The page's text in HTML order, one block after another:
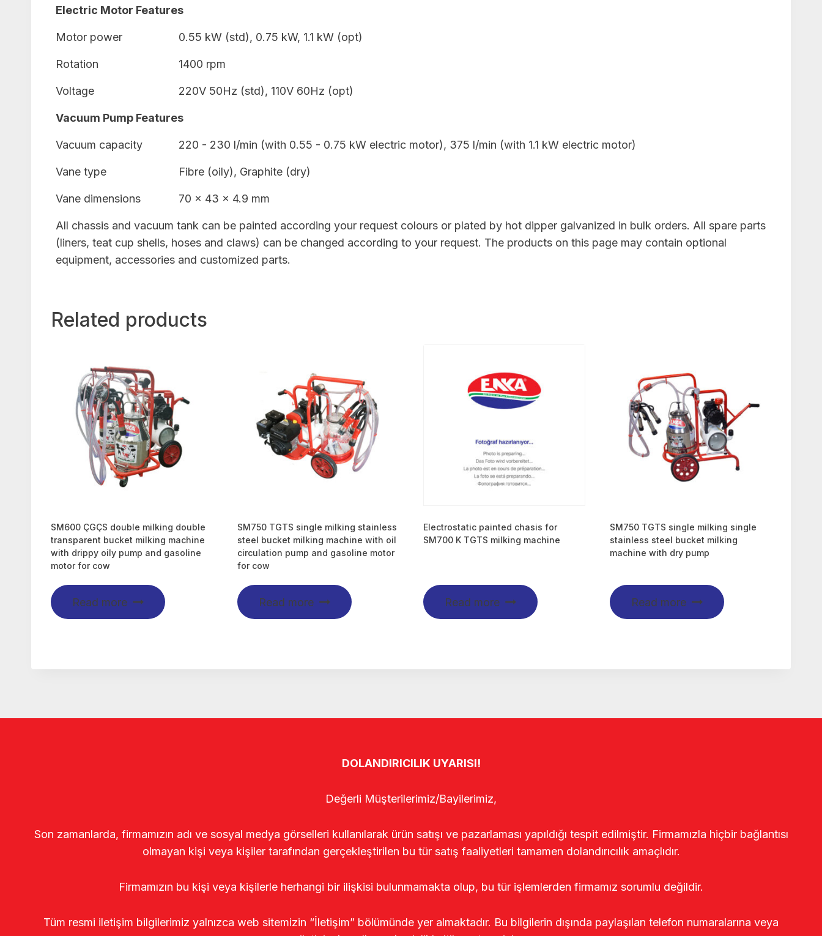
Electric Motor Features
Motor power 0.55 kW (std), 0.75 kW, 1.1 kW (opt)
Rotation 1400 rpm
Voltage 220V 50Hz (std), 110V 60Hz (opt)
Vacuum Pump Features
Vacuum capacity 220 - 230 l/min (with 0.55 - 0.75 kW electric motor), 375 l/min (with 1.1 kW electric motor)
Vane type Fibre (oily), Graphite (dry)
Vane dimensions 70 x 43 x 4.9 mm
All chassis and vacuum tank can be painted according your request colours or plated by hot dipper galvanized in bulk orders. All spare parts
(liners, teat cup shells, hoses and claws) can be changed according to your request. The products on this page may contain optional
equipment, accessories and customized parts.
Related products
SM600 ÇGÇS double milking double
transparent bucket milking machine
with drippy oily pump and gasoline
motor for cow
Read more
SM750 TGTS single milking stainless
steel bucket milking machine with oil
circulation pump and gasoline motor
for cow
Read more
Electrostatic painted chasis for
SM700 K TGTS milking machine
Read more
SM750 TGTS single milking single
stainless steel bucket milking
machine with dry pump
Read more
DOLANDIRICILIK UYARISI!
Değerli Müşterilerimiz/Bayilerimiz,
Son zamanlarda, firmamızın adı ve sosyal medya görselleri kullanılarak ürün satışı ve pazarlaması yapıldığı tespit edilmiştir. Firmamızla hiçbir bağlantısı
olmayan kişi veya kişiler tarafından gerçekleştirilen bu tür satış faaliyetleri tamamen dolandırıcılık amaçlıdır.
Firmamızın bu kişi veya kişilerle herhangi bir ilişkisi bulunmamakta olup, bu tür işlemlerden firmamız sorumlu değildir.
Tüm resmi iletişim bilgilerimiz yalnızca web sitemizin “İletişim” bölümünde yer almaktadır. Bu bilgilerin dışında paylaşılan telefon numaralarına veya